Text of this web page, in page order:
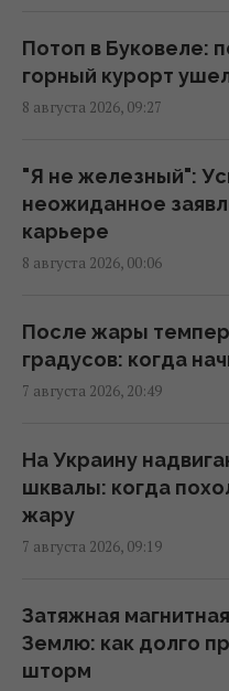
15:57 суббота, 08 августа 2026
Космическая
15:31 суббота, 08 августа 2026
Евросоюз ускорил
собственным
США внезапно
командовавшего
Главный генерал
войны в Иране,
Трампа, - CNN
Разведка США
со взрывчаткой в
Потоп в Буковеле:
горный курорт
8 августа 2026, 09:27
"Я не железный":
неожиданное
карьере
8 августа 2026, 00:06
После жары
градусов: когда
7 августа 2026, 20:49
На Украину
шквалы: когда
жару
7 августа 2026, 09:19
Затяжная
Землю: как долго
шторм